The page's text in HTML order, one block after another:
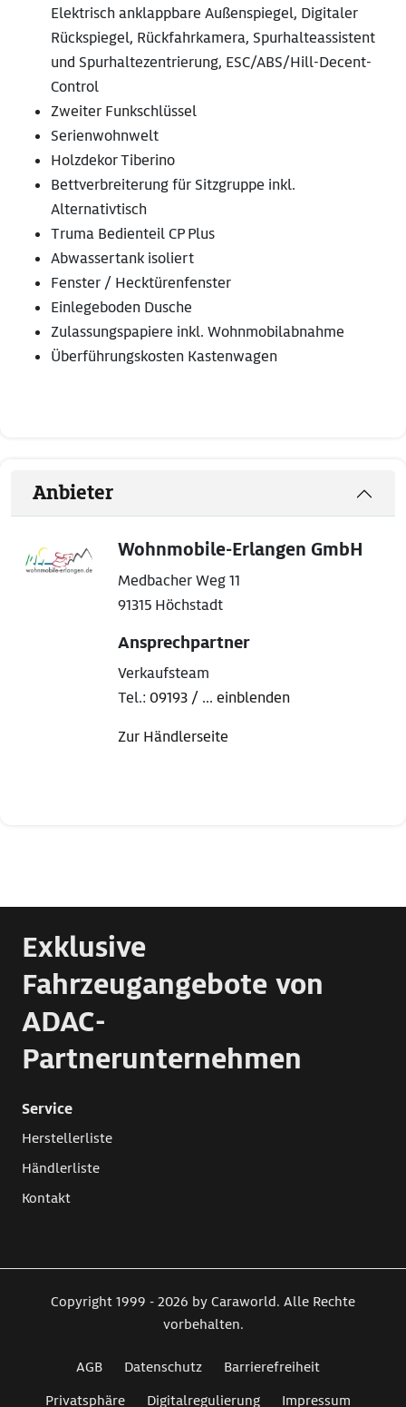
Elektrisch anklappbare Außenspiegel, Digitaler
Rückspiegel, Rückfahrkamera, Spurhalteassistent
und Spurhaltezentrierung, ESC/ABS/Hill-Decent-
Control
Zweiter Funkschlüssel
Serienwohnwelt
Holzdekor Tiberino
Bettverbreiterung für Sitzgruppe inkl.
Alternativtisch
Truma Bedienteil CP Plus
Abwassertank isoliert
Fenster / Hecktürenfenster
Einlegeboden Dusche
Zulassungspapiere inkl. Wohnmobilabnahme
Überführungskosten Kastenwagen
Anbieter
Wohnmobile-Erlangen GmbH
Medbacher Weg 11
91315 Höchstadt
Ansprechpartner
Verkaufsteam
Tel.: 09193 / ... einblenden
Zur Händlerseite
Exklusive
Fahrzeugangebote von
ADAC-
Partnerunternehmen
Service
Herstellerliste
Händlerliste
Kontakt
Copyright 1999 - 2026 by Caraworld. Alle Rechte
vorbehalten.
AGB Datenschutz
Barrierefreiheit
Privatsphäre
Digitalregulierung Impressum